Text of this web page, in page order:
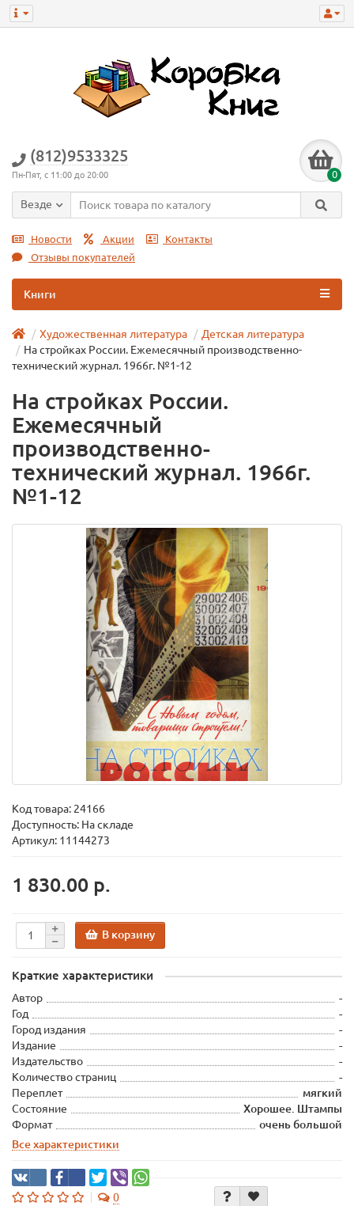
(812)9533325
Пн-Пят, с 11:00 до 20:00 0
Везде
Новости Акции
Контакты
Отзывы покупателей
Книги
Художественная литература
Детская литература
На стройках России. Ежемесячный производственно-
технический журнал. 1966г. №1-12
На стройках России.
Ежемесячный
производственно-
технический журнал. 1966г.
№1-12
Код товара: 24166
Доступность: На складе
Артикул: 11144273
1 830.00 р.
В корзину
Краткие характеристики
Автор
-
Год
-
Город издания
-
Издание
-
Издательство
-
Количество страниц
-
Переплет
мягкий
Состояние
Хорошее. Штампы
Формат
очень большой
Все характеристики
0